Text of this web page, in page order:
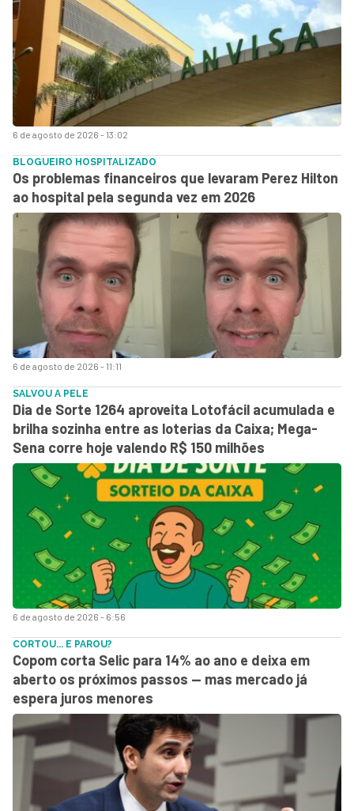
6 de agosto de 2026 - 13:02
6 de agosto de 2026 - 11:11
BLOGUEIRO HOSPITALIZADO
Os problemas financeiros que levaram Perez Hilton
ao hospital pela segunda vez em 2026
6 de agosto de 2026 - 6:56
SALVOU A PELE
Dia de Sorte 1264 aproveita Lotofácil acumulada e
brilha sozinha entre as loterias da Caixa; Mega-
Sena corre hoje valendo R$ 150 milhões
CORTOU... E PAROU?
Copom corta Selic para 14% ao ano e deixa em
aberto os próximos passos — mas mercado já
espera juros menores